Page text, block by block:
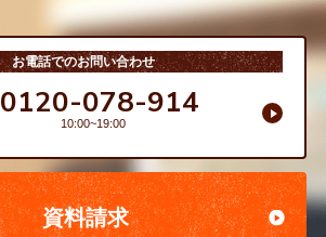
お電話でのお問い合わせ
0120-078-914
10:00~19:00
資料請求